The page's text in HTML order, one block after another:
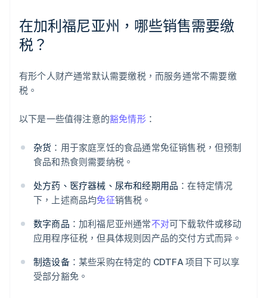
在加利福尼亚州，哪些销售需要缴
税？
有形个人财产通常默认需要缴税，而服务通常不需要缴
税。
以下是一些值得注意的豁免情形：
杂货 ：用于家庭烹饪的食品通常免征销售税，但预制
食品和热食则需要纳税。
处方药、医疗器械、尿布和经期用品 ：在特定情况
下，上述商品均免征销售税。
数字商品 ：加利福尼亚州通常不对可下载软件或移动
应用程序征税，但具体规则因产品的交付方式而异。
制造设备：某些采购在特定的 CDTFA 项目下可以享
受部分豁免。